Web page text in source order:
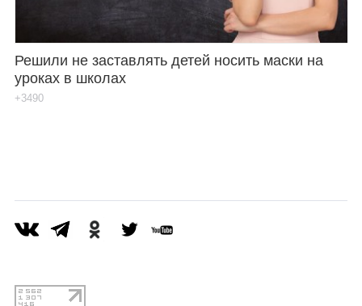
Решили не заставлять детей носить маски на
уроках в школах
+3490